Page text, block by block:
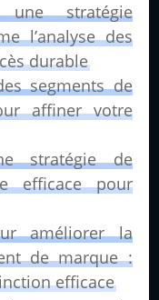
une stratégie
l’analyse des
durable
segments de
affiner votre
stratégie de
efficace pour
améliorer la
de marque :
efficace